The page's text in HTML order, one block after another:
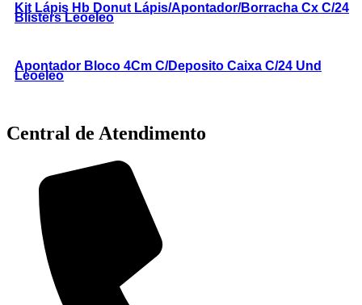
Kit Lápis Hb Donut Lápis/Apontador/Borracha Cx C/24
Blisters Leoeleo
Apontador Bloco 4Cm C/Deposito Caixa C/24 Und
Leoeleo
Central de Atendimento